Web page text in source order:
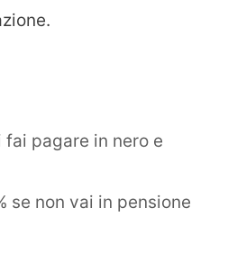
pagare in nero e
se non vai in pensione